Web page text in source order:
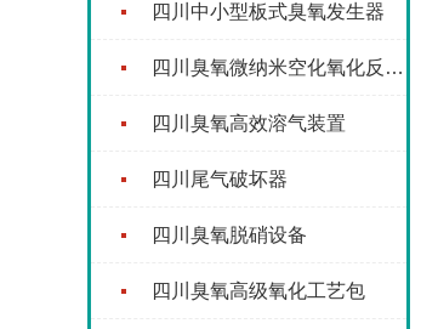
四川中小型板式臭氧发生器
四川臭氧微纳米空化氧化反应器
四川臭氧高效溶气装置
四川尾气破坏器
四川臭氧脱硝设备
四川臭氧高级氧化工艺包